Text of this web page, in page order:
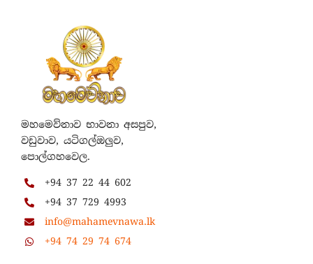
මහමෙව්නාව භාවනා අසපුව,
වඩුවාව, යටිගල්ඔලුව,
පොල්ගහවෙල.
+94 37 22 44 602
+94 37 729 4993
info@mahamevnawa.lk
+94 74 29 74 674